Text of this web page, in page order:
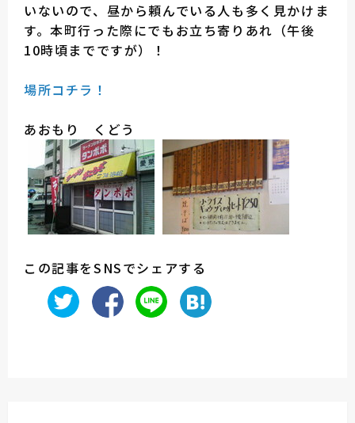
いないので、昼から頼んでいる人も多く見かけま
す。本町行った際にでもお立ち寄りあれ（午後
10時頃までですが）！
場所コチラ！
あおもり くどう
この記事をSNSでシェアする